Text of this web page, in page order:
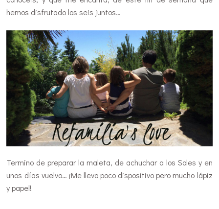
hemos disfrutado los seis juntos…
Termino de preparar la maleta, de achuchar a los Soles y en
unos días vuelvo… ¡Me llevo poco dispositivo pero mucho lápiz
y papel!